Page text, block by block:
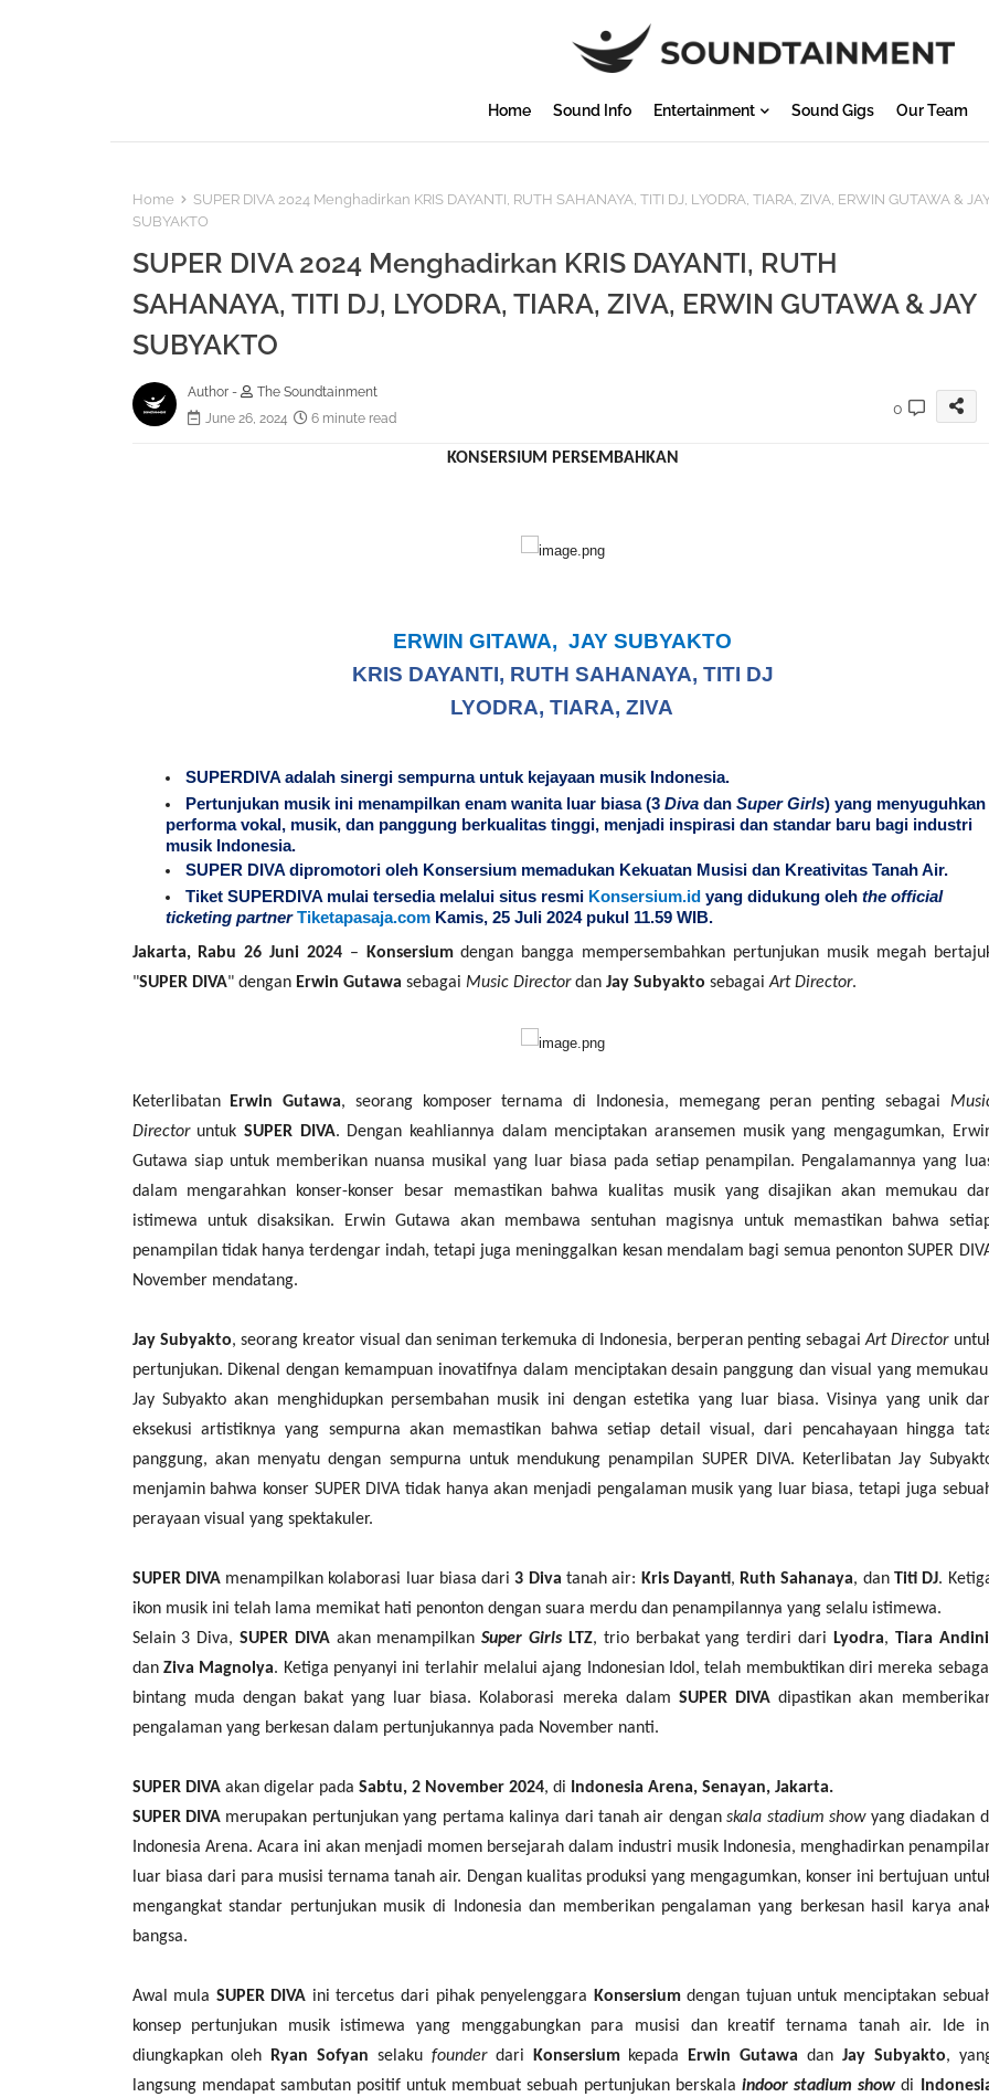
Home Sound Info Entertainment Sound Gigs Our Team
Home
SUPER DIVA 2024 Menghadirkan KRIS DAYANTI, RUTH SAHANAYA, TITI DJ, LYODRA, TIARA, ZIVA, ERWIN GUTAWA &
SUBYAKTO
SUPER DIVA 2024 Menghadirkan KRIS DAYANTI, RUTH
SAHANAYA, TITI DJ, LYODRA, TIARA, ZIVA, ERWIN GUTAWA & JAY
SUBYAKTO
Author -
The Soundtainment
June 26, 2024
6 minute read
0
KONSERSIUM PERSEMBAHKAN
ERWIN GITAWA, JAY SUBYAKTO
KRIS DAYANTI, RUTH SAHANAYA, TITI DJ
LYODRA, TIARA, ZIVA
SUPERDIVA adalah sinergi sempurna untuk kejayaan musik Indonesia.
Pertunjukan musik ini menampilkan enam wanita luar biasa (3 Divadan Super Girls) yang menyuguhkan
performa vokal, musik, dan panggung berkualitas tinggi, menjadi inspirasi dan standar baru bagi industri
musik Indonesia.
SUPER DIVA dipromotori oleh Konsersium memadukan Kekuatan Musisi dan Kreativitas Tanah Air.
Tiket SUPERDIVA mulai tersedia melalui situs resmi Konsersium.id yang didukung oleh the official
ticketing partnerTiketapasaja.com Kamis, 25 Juli 2024 pukul 11.59 WIB.
Jakarta, Rabu 26 Juni 2024– Konsersiumdengan bangga mempersembahkan pertunjukan musik megah
"SUPER DIVA" dengan Erwin Gutawa sebagai Music Directordan Jay Subyakto sebagaiArt Director.
Keterlibatan Erwin Gutawa, seorang komposer ternama di Indonesia, memegang peran penting sebagai
Directoruntuk SUPER DIVA. Dengan keahliannya dalam menciptakan aransemen musik yang mengagumkan,
Gutawa siap untuk memberikan nuansa musikal yang luar biasa pada setiap penampilan. Pengalamannya yang
dalam mengarahkan konser-konser besar memastikan bahwa kualitas musik yang disajikan akan memukau
istimewa untuk disaksikan. Erwin Gutawa akan membawa sentuhan magisnya untuk memastikan bahwa
penampilan tidak hanya terdengar indah, tetapi juga meninggalkan kesan mendalam bagi semua penonton SUPER
November mendatang.
Jay Subyakto, seorang kreator visual dan seniman terkemuka di Indonesia, berperan penting sebagaiArt Director
pertunjukan. Dikenal dengan kemampuan inovatifnya dalam menciptakan desain panggung dan visual yang
Jay Subyakto akan menghidupkan persembahan musik ini dengan estetika yang luar biasa. Visinya yang unik
eksekusi artistiknya yang sempurna akan memastikan bahwa setiap detail visual, dari pencahayaan hingga
panggung, akan menyatu dengan sempurna untuk mendukung penampilan SUPER DIVA. Keterlibatan Jay
menjamin bahwa konser SUPER DIVA tidak hanya akan menjadi pengalaman musik yang luar biasa, tetapi juga
perayaan visual yang spektakuler.
SUPER DIVAmenampilkan kolaborasi luar biasa dari3 Diva tanah air: Kris Dayanti, Ruth Sahanaya, dan Titi DJ.
ikon musik ini telah lama memikat hati penonton dengan suara merdu dan penampilannya yang selalu istimewa.
Selain 3 Diva, SUPER DIVAakan menampilkanSuper Girls LTZ, trio berbakat yang terdiri dari Lyodra, Tiara Andini
dan Ziva Magnolya. Ketiga penyanyi ini terlahir melalui ajang Indonesian Idol, telah membuktikan diri mereka
bintang muda dengan bakat yang luar biasa. Kolaborasi mereka dalam SUPER DIVA dipastikan akan
pengalaman yang berkesan dalam pertunjukannya pada November nanti.
SUPER DIVAakan digelar pada Sabtu, 2 November 2024, di
Indonesia Arena, Senayan, Jakarta.
SUPER DIVAmerupakan pertunjukan yang pertama kalinya dari tanah air denganskala stadium showyang diadakan
Indonesia Arena. Acara ini akan menjadi momen bersejarah dalam industri musik Indonesia, menghadirkan
luar biasa dari para musisi ternama tanah air. Dengan kualitas produksi yang mengagumkan, konser ini bertujuan
mengangkat standar pertunjukan musik di Indonesia dan memberikan pengalaman yang berkesan hasil karya
bangsa.
Awal mula SUPER DIVA ini tercetus dari pihak penyelenggara Konsersiumdengan tujuan untuk menciptakan
konsep pertunjukan musik istimewa yang menggabungkan para musisi dan kreatif ternama tanah air. Ide
diungkapkan oleh
Ryan Sofyan selakufounder dari Konsersiumkepada Erwin Gutawa dan Jay Subyakto,
langsung mendapat sambutan positif untuk membuat sebuah pertunjukan berskala indoor stadium show di